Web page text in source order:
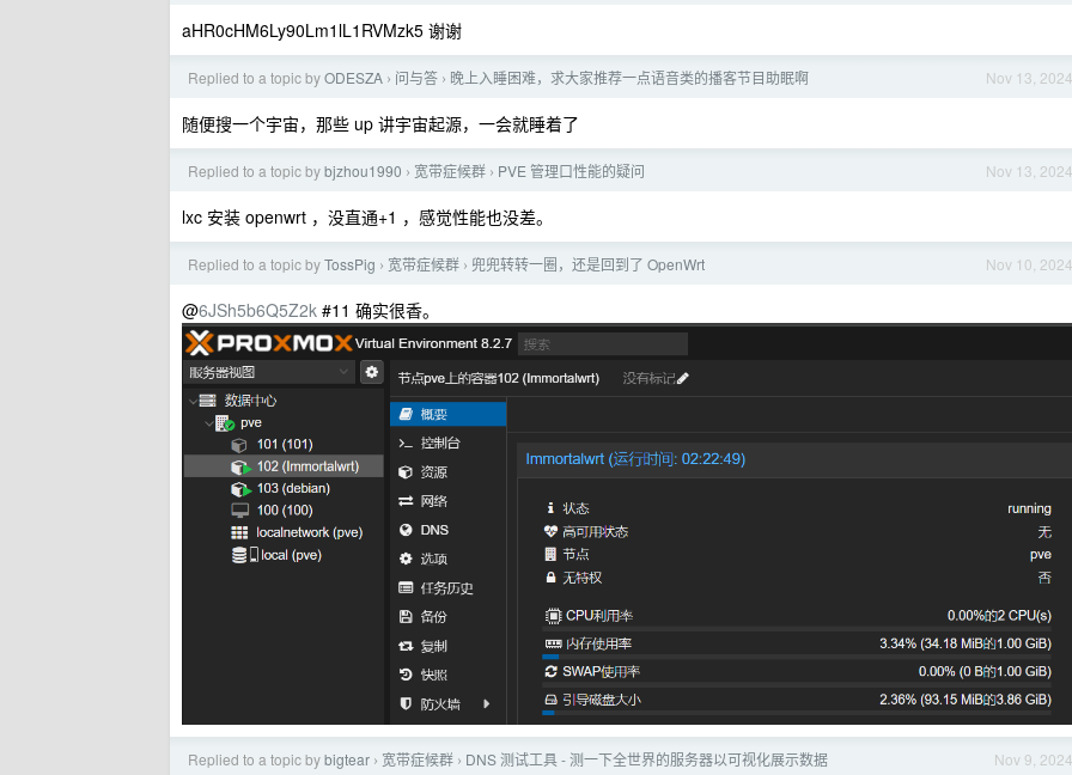
aHR0cHM6Ly90Lm1lL1RVMzk5 谢谢
Nov 13, 2024
Replied to a topic byODESZA › 问与答 › 晚上入睡困难，求大家推荐一点语音类的播客节目助眠啊
随便搜一个宇宙，那些 up 讲宇宙起源，一会就睡着了
Nov 13, 2024
Replied to a topic bybjzhou1990 › 宽带症候群 › PVE 管理口性能的疑问
lxc 安装 openwrt ，没直通+1 ，感觉性能也没差。
Nov 10, 2024
Replied to a topic byTossPig › 宽带症候群 › 兜兜转转一圈，还是回到了 OpenWrt
@6JSh5b6Q5Z2k #11 确实很香。
Nov 9, 2024
Replied to a topic bybigtear › 宽带症候群 › DNS 测试工具 - 测一下全世界的服务器以可视化展示数据